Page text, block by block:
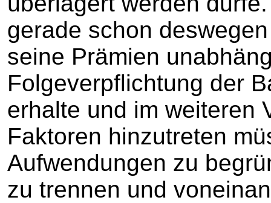
gerade schon
seine Prämien
Folgeverpflichtung der
erhalte und im weiteren
Faktoren hinzutreten
Aufwendungen zu
zu trennen und